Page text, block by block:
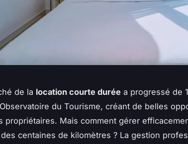
de la location courte durée a progressé de
du Tourisme, créant de belles
propriétaires. Mais comment gérer
centaines de kilomètres ? La gestion